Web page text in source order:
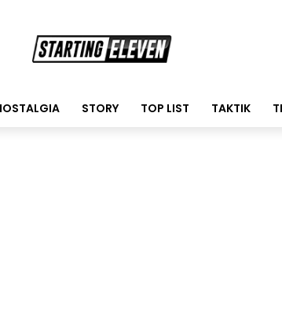
STORY TOP LIST TAKTIK